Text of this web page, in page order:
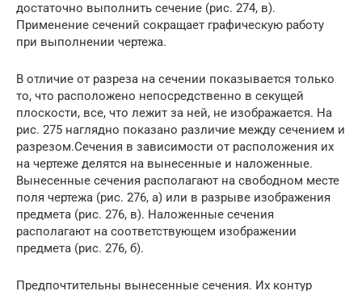
достаточно выполнить сечение (рис. 274, в).
Применение сечений сокращает графическую работу
при выполнении чертежа.
В отличие от разреза на сечении показывается только
то, что расположено непосредственно в секущей
плоскости, все, что лежит за ней, не изображается. На
рис. 275 наглядно показано различие между сечением и
разрезом.Сечения в зависимости от расположения их
на чертеже делятся на вынесенные и наложенные.
Вынесенные сечения располагают на свободном месте
поля чертежа (рис. 276, а) или в разрыве изображения
предмета (рис. 276, в). Наложенные сечения
располагают на соответствующем изображении
предмета (рис. 276, б).
Предпочтительны вынесенные сечения. Их контур